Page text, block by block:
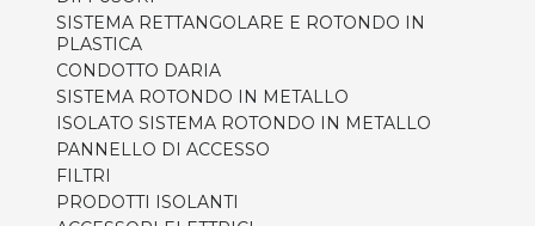
SISTEMA RETTANGOLARE E ROTONDO IN
PLASTICA
CONDOTTO DARIA
SISTEMA ROTONDO IN METALLO
ISOLATO SISTEMA ROTONDO IN METALLO
PANNELLO DI ACCESSO
FILTRI
PRODOTTI ISOLANTI